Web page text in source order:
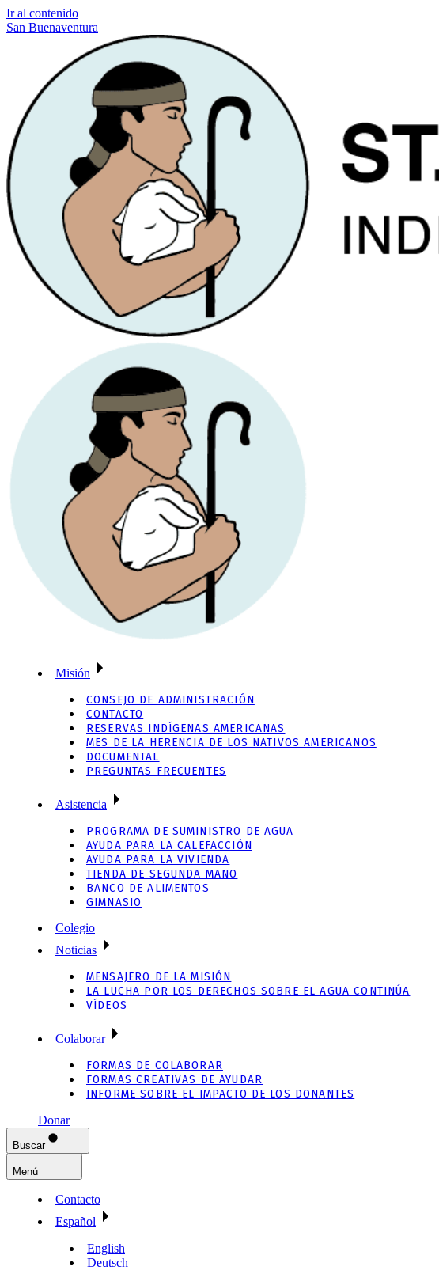
Ir al contenido
San Buenaventura
Misión
CONSEJO DE ADMINISTRACIÓN
CONTACTO
RESERVAS INDÍGENAS AMERICANAS
MES DE LA HERENCIA DE LOS NATIVOS AMERICANOS
DOCUMENTAL
PREGUNTAS FRECUENTES
Asistencia
PROGRAMA DE SUMINISTRO DE AGUA
AYUDA PARA LA CALEFACCIÓN
AYUDA PARA LA VIVIENDA
TIENDA DE SEGUNDA MANO
BANCO DE ALIMENTOS
GIMNASIO
Colegio
Noticias
MENSAJERO DE LA MISIÓN
LA LUCHA POR LOS DERECHOS SOBRE EL AGUA CONTINÚA
VÍDEOS
Colaborar
FORMAS DE COLABORAR
FORMAS CREATIVAS DE AYUDAR
INFORME SOBRE EL IMPACTO DE LOS DONANTES
Donar
Buscar
Menú
Contacto
Español
English
Deutsch